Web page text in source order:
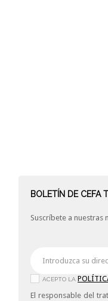
BOLETÍN DE CEFA
Suscríbete a nuestras
ACEPTO LA
El responsable del